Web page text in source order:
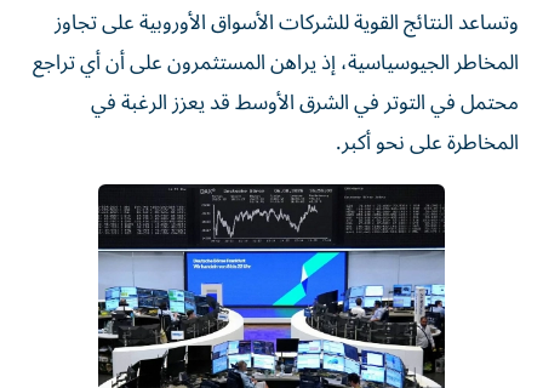
وتساعد النتائج ‌القوية للشركات الأسواق الأوروبية على تجاوز
المخاطر الجيوسياسية، إذ يراهن المستثمرون على أن ⁠أي تراجع
محتمل في التوتر في الشرق الأوسط قد يعزز الرغبة في
المخاطرة على نحو أكبر.